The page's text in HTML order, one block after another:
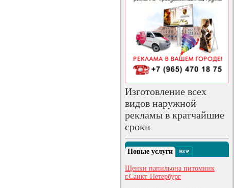
Изготовление всех
видов наружной
рекламы в кратчайшие
сроки
Новые услуги все
Щенки папильона питомник
г.Санкт-Петербург